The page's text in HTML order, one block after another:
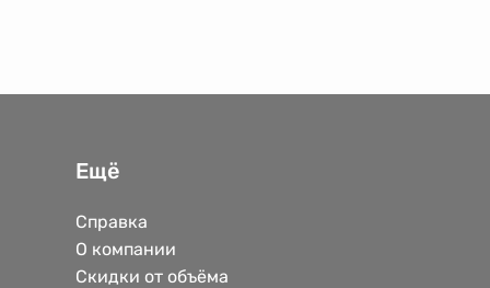
Ещё
Справка
О компании
Скидки от объёма